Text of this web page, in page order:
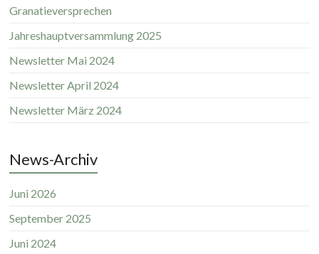
Granatieversprechen
Jahreshauptversammlung 2025
Newsletter Mai 2024
Newsletter April 2024
Newsletter März 2024
News-Archiv
Juni 2026
September 2025
Juni 2024